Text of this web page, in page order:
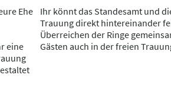
Ehe
eine
Ihr könnt das Standesamt und
Trauung direkt hintereinander
Überreichen der Ringe
Gästen auch in der freien